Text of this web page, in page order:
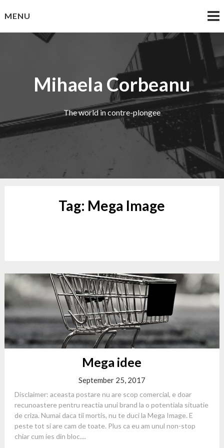
toMENU
Mihaela Corbeanu
The world in contre-plongee
Tag: Mega Image
Mega idee
September 25, 2017
Disclaimer: aceasta postare nu are scop comercial, e doar
recunoastere pentru reactia unui brand la o potentiala situatie
de criza. Numai daca tii mortis, nu te duci la Mega Image. E
peste tot si are cam de toate. Plus ca eu am unul non-stop
chiar cum ies din bloc....